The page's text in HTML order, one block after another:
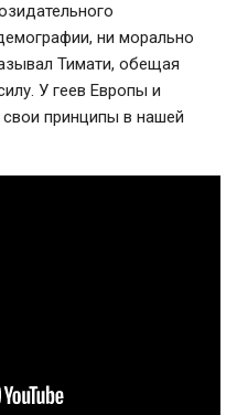
ни морально
Тимати, обещая
У геев Европы и
принципы в нашей